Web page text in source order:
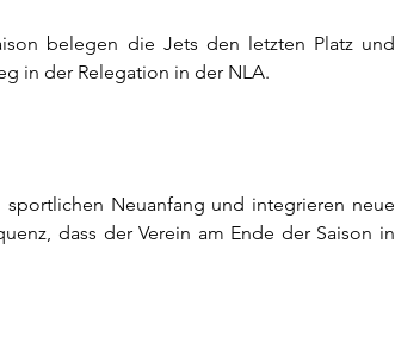
belegen die Jets den letzten Platz und
in der Relegation in der NLA.
sportlichen Neuanfang und integrieren neue
dass der Verein am Ende der Saison in